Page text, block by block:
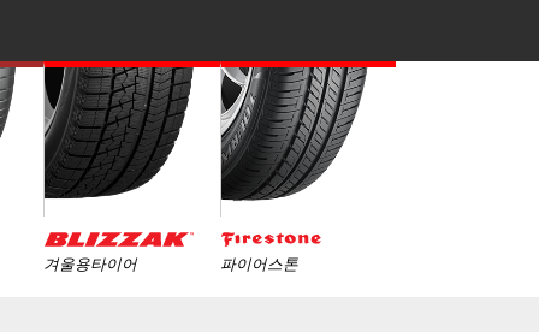
겨울용타이어 파이어스톤